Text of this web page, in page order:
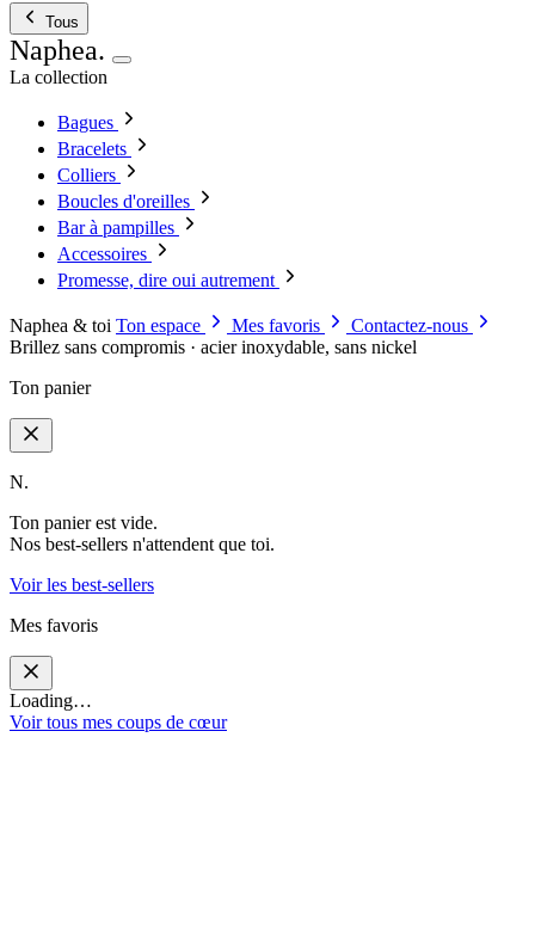
Tous
Naphea.
La collection
Bagues
Bracelets
Colliers
Boucles d'oreilles
Bar à pampilles
Accessoires
Promesse, dire oui autrement
Naphea & toi Ton espace Mes favoris
Contactez-nous
Brillez sans compromis · acier inoxydable, sans nickel
Ton panier
N.
Ton panier est vide.
Nos best-sellers n'attendent que toi.
Voir les best-sellers
Mes favoris
Loading…
Voir tous mes coups de cœur